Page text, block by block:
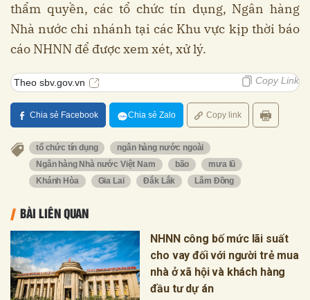
thẩm quyền, các tổ chức tín dụng, Ngân hàng
Nhà nước chi nhánh tại các Khu vực kịp thời báo
cáo NHNN để được xem xét, xử lý.
Theo sbv.gov.vn Copy Link
Chia sẻ Facebook Chia sẻ Zalo Copy link
tổ chức tín dụng
ngân hàng nước ngoài
Ngân hàng Nhà nước Việt Nam
bão
mưa lũ
Khánh Hòa
Gia Lai Đắk Lắk Lâm Đồng
BÀI LIÊN QUAN
NHNN công bố mức lãi suất
cho vay đối với người trẻ mua
nhà ở xã hội và khách hàng
đầu tư dự án